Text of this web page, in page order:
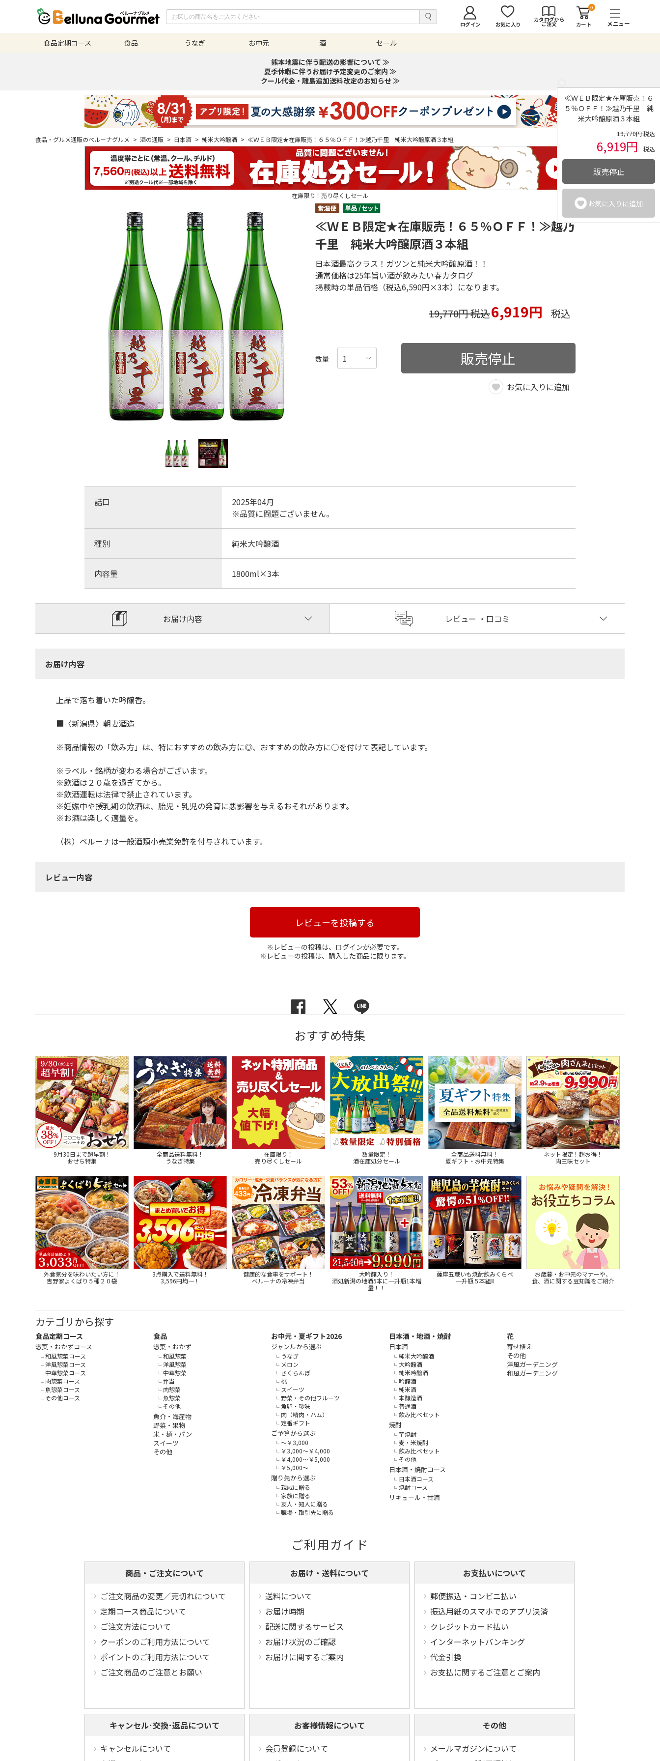
ログイン お気に入り
カタログから
ご注文
0
カート
食品定期コース 食品 うなぎ お中元 酒
セール
熊本地震に伴う配送の影響について ≫
夏季休暇に伴うお届け予定変更のご案内 ≫
クール代金・離島追加送料改定のお知らせ ≫
食品・グルメ通販のベルーナグルメ > 酒の通販 > 日本酒 > 純米大吟醸酒 > ≪ＷＥＢ限定★在庫販売！６５％ＯＦＦ！≫越乃千里 純米大吟醸原酒３本組
≪ＷＥＢ限定★在庫販売！６
５％ＯＦＦ！≫越乃千里 純
米大吟醸原酒３本組
19,770円 税込
6,919円 税込
販売停止
お気に入りに追加
在庫限り！売り尽くしセール
≪ＷＥＢ限定★在庫販売！６５％ＯＦＦ！≫越乃
千里 純米大吟醸原酒３本組
日本酒最高クラス！ガツンと純米大吟醸原酒！！
通常価格は25年旨い酒が飲みたい春カタログ
掲載時の単品価格（税込6,590円×3本）になります。
19,770円 税込6,919円 税込
数量 販売停止
お気に入りに追加
詰口
2025年04月
※品質に問題ございません。
種別 純米大吟醸酒
内容量 1800ml×3本
お届け内容 レビュー ・口コミ
お届け内容
上品で落ち着いた吟醸香。
■〈新潟県〉朝妻酒造
※商品情報の「飲み方」は、特におすすめの飲み方に◎、おすすめの飲み方に○を付けて表記しています。
※ラベル・銘柄が変わる場合がございます。
※飲酒は２０歳を過ぎてから。
※飲酒運転は法律で禁止されています。
※妊娠中や授乳期の飲酒は、胎児・乳児の発育に悪影響を与えるおそれがあります。
※お酒は楽しく適量を。
（株）ベルーナは一般酒類小売業免許を付与されています。
レビュー内容
レビューを投稿する
※レビューの投稿は、ログインが必要です。
※レビューの投稿は、購入した商品に限ります。
おすすめ特集
9月30日まで超早割！
おせち特集
全商品送料無料！
うなぎ特集
在庫限り！
売り尽くしセール
数量限定！
酒在庫処分セール
全商品送料無料！
夏ギフト・お中元特集
ネット限定！超お得！
肉三昧セット
外食気分を味わいたい方に！
吉野家よくばり５種２０袋
3点購入で送料無料！
3,596円均一！
健康的な食事をサポート！
ベルーナの冷凍弁当
大吟醸入り！
酒処新潟の地酒5本に一升瓶1本増
量！！
薩摩五蔵いも焼酎飲みくらべ
一升瓶５本組Ⅱ
お歳暮・お中元のマナーや、
食、酒に関する豆知識をご紹介
カテゴリから探す
食品定期コース
惣菜・おかずコース
和風惣菜コース
洋風惣菜コース
中華惣菜コース
肉惣菜コース
魚惣菜コース
その他コース
食品
惣菜・おかず
和風惣菜
洋風惣菜
中華惣菜
弁当
肉惣菜
魚惣菜
その他
魚介・海産物
野菜・果物
米・麺・パン
スイーツ
その他
お中元・夏ギフト2026
ジャンルから選ぶ
うなぎ
メロン
さくらんぼ
桃
スイーツ
野菜・その他フルーツ
魚卵・珍味
肉（精肉・ハム）
定番ギフト
ご予算から選ぶ
～￥3,000
￥3,000～￥4,000
￥4,000～￥5,000
￥5,000～
贈り先から選ぶ
親戚に贈る
家族に贈る
友人・知人に贈る
職場・取引先に贈る
日本酒・地酒・焼酎
日本酒
純米大吟醸酒
大吟醸酒
純米吟醸酒
吟醸酒
純米酒
本醸造酒
普通酒
飲み比べセット
焼酎
芋焼酎
麦・米焼酎
飲み比べセット
その他
日本酒・焼酎コース
日本酒コース
焼酎コース
リキュール・甘酒
花
寄せ植え
その他
洋風ガーデニング
和風ガーデニング
ご利用ガイド
商品・ご注文について
ご注文商品の変更／売切れについて
定期コース商品について
ご注文方法について
クーポンのご利用方法について
ポイントのご利用方法について
ご注文商品のご注意とお願い
お届け・送料について
送料について
お届け時期
配送に関するサービス
お届け状況のご確認
お届けに関するご案内
お支払いについて
郵便振込・コンビニ払い
振込用紙のスマホでのアプリ決済
クレジットカード払い
インターネットバンキング
代金引換
お支払に関するご注意とご案内
キャンセル･交換･返品について
キャンセルについて
お客様情報について
会員登録について
その他
メールマガジンについて